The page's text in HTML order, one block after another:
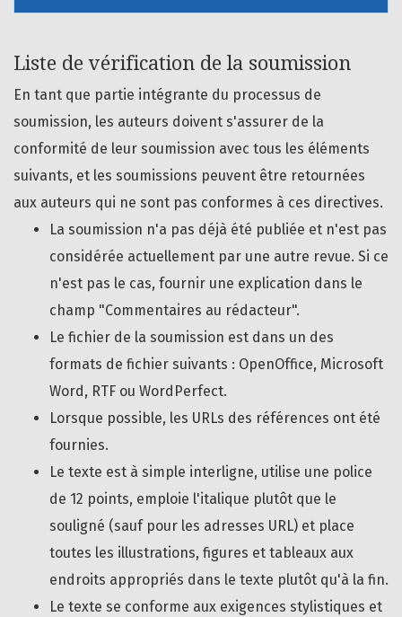
Liste de vérification de la soumission
En tant que partie intégrante du processus de
soumission, les auteurs doivent s'assurer de la
conformité de leur soumission avec tous les éléments
suivants, et les soumissions peuvent être retournées
aux auteurs qui ne sont pas conformes à ces directives.
La soumission n'a pas déjà été publiée et n'est pas
considérée actuellement par une autre revue. Si ce
n'est pas le cas, fournir une explication dans le
champ "Commentaires au rédacteur".
Le fichier de la soumission est dans un des
formats de fichier suivants : OpenOffice, Microsoft
Word, RTF ou WordPerfect.
Lorsque possible, les URLs des références ont été
fournies.
Le texte est à simple interligne, utilise une police
de 12 points, emploie l'italique plutôt que le
souligné (sauf pour les adresses URL) et place
toutes les illustrations, figures et tableaux aux
endroits appropriés dans le texte plutôt qu'à la fin.
Le texte se conforme aux exigences stylistiques et